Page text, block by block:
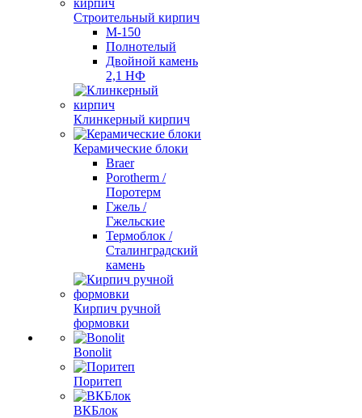
Строительный кирпич
М-150
Полнотелый
Двойной камень
2,1 НФ
Клинкерный кирпич
Керамические блоки
Braer
Porotherm /
Поротерм
Гжель /
Гжельские
Термоблок /
Сталинградский
камень
Кирпич ручной
формовки
Bonolit
Поритеп
ВКБлок